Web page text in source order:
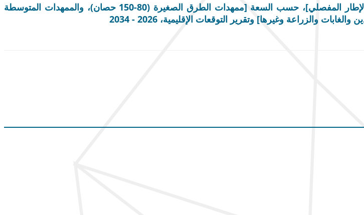
حجم سوق ممهدات الطرق وحصتها وتحليل الصناعة حسب النوع [الإطار الصلب والإطار المفصلي]، حسب السعة [ممهدات الطرق الصغيرة (80-150 حصان)، والممهدات المتوسطة